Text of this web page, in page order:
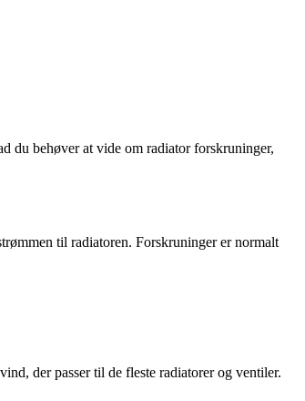
du behøver at vide om radiator forskruninger,
til radiatoren. Forskruninger er normalt
der passer til de fleste radiatorer og ventiler.